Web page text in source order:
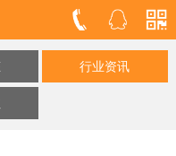
行业资讯